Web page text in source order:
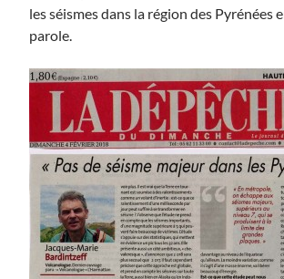
les séismes dans la région des
parole.